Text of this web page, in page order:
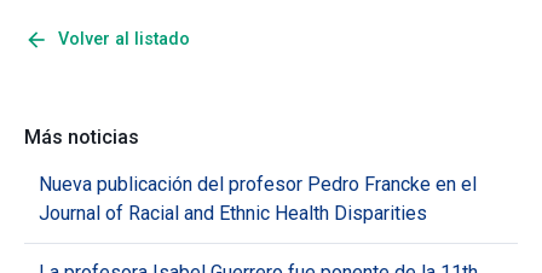
Más noticias
Nueva publicación del profesor Pedro Francke en el
Journal of Racial and Ethnic Health Disparities
arrow_back Volver al listado